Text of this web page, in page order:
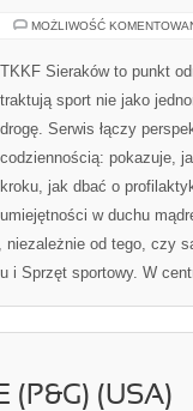
MOŻLIWOŚĆ
TKKF Sieraków to punkt
traktują sport nie jako
drogę. Serwis łączy
codziennością: pokazuje,
kroku, jak dbać o
umiejętności w duchu
od tego, czy
i Sprzęt sportowy. W
(P&G) (USA)